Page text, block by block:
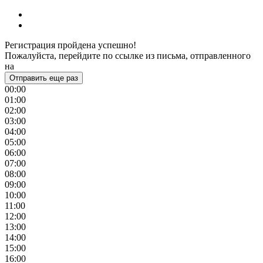
Регистрация пройдена успешно!
Пожалуйста, перейдите по ссылке из письма, отправленного
на
Отправить еще раз
00:00
01:00
02:00
03:00
04:00
05:00
06:00
07:00
08:00
09:00
10:00
11:00
12:00
13:00
14:00
15:00
16:00